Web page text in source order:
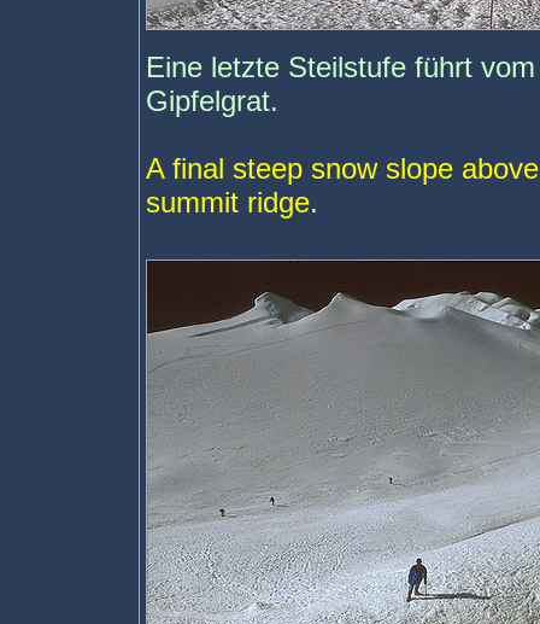
Eine letzte Steilstufe führt
Gipfelgrat.
A final steep snow slope
summit ridge.